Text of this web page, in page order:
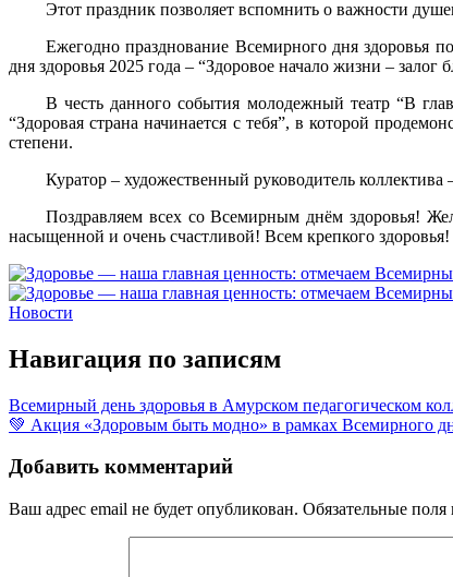
Этот праздник позволяет вспомнить о важности
Ежегодно празднование Всемирного дня здоровья
дня здоровья 2025 года – “Здоровое начало жизни – залог
В честь данного события молодежный театр “В
“Здоровая страна начинается с тебя”, в которой
степени.
Куратор – художественный руководитель
Поздравляем всех со Всемирным днём здоровья!
насыщенной и очень счастливой! Всем крепкого здоровья!
Новости
Навигация по записям
Всемирный день здоровья в Амурском педагогическом
💚 Акция «Здоровым быть модно» в рамках Всемирного
Добавить комментарий
Ваш адрес email не будет опубликован. Обязательные